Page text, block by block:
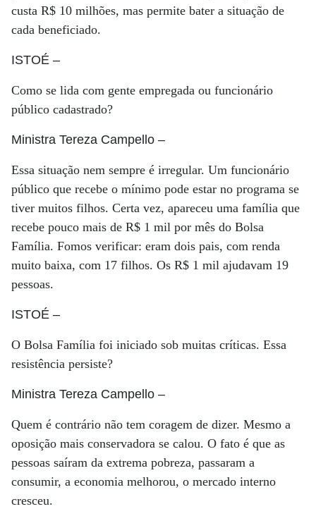
custa R$ 10 milhões, mas permite bater a situação de
cada beneficiado.
ISTOÉ –
Como se lida com gente empregada ou funcionário
público cadastrado?
Ministra Tereza Campello –
Essa situação nem sempre é irregular. Um funcionário
público que recebe o mínimo pode estar no programa se
tiver muitos filhos. Certa vez, apareceu uma família que
recebe pouco mais de R$ 1 mil por mês do Bolsa
Família. Fomos verificar: eram dois pais, com renda
muito baixa, com 17 filhos. Os R$ 1 mil ajudavam 19
pessoas.
ISTOÉ –
O Bolsa Família foi iniciado sob muitas críticas. Essa
resistência persiste?
Ministra Tereza Campello –
Quem é contrário não tem coragem de dizer. Mesmo a
oposição mais conservadora se calou. O fato é que as
pessoas saíram da extrema pobreza, passaram a
consumir, a economia melhorou, o mercado interno
cresceu.